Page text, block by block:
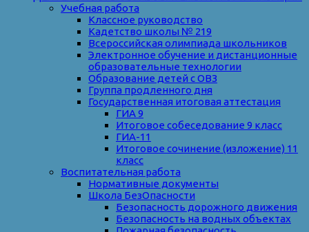
Учебная работа
Классное руководство
Кадетство школы № 219
Всероссийская олимпиада школьников
Электронное обучение и дистанционные
образовательные технологии
Образование детей с ОВЗ
Группа продленного дня
Государственная итоговая аттестация
ГИА 9
Итоговое собеседование 9 класс
ГИА-11
Итоговое сочинение (изложение) 11
класс
Воспитательная работа
Нормативные документы
Школа БезОпасности
Безопасность дорожного движения
Безопасность на водных объектах